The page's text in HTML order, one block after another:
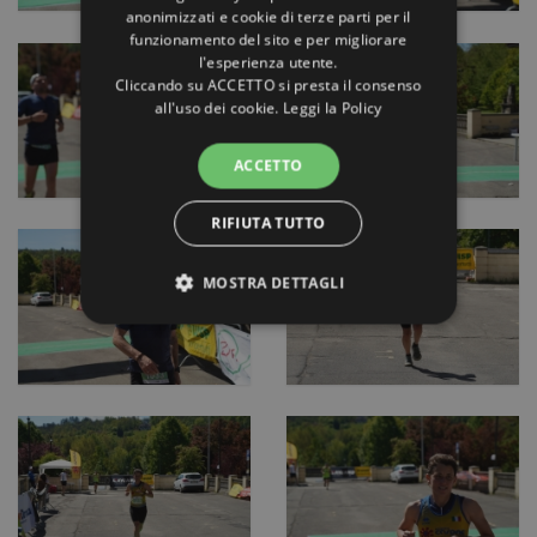
anonimizzati e cookie di terze parti per il
funzionamento del sito e per migliorare
l'esperienza utente.
Cliccando su ACCETTO si presta il consenso
all'uso dei cookie. Leggi la Policy
ACCETTO
RIFIUTA TUTTO
MOSTRA DETTAGLI
STRETTAMENTE NECESSARI E
STATISTICHE
Strettamente necessari e Statistiche
I cookie strettamente necessari consentono
funzionalità del sito Web principale come
l'accesso degli utenti e la gestione dell'account. Il